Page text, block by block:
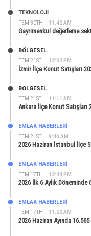
TEM 30TH 11:42 AM
TEKNOLOJİ
Gayrimenkul değerleme
TEM 21ST 12:02 PM
BÖLGESEL
İzmir İlçe Konut Satışları
TEM 21ST 11:11 AM
BÖLGESEL
Ankara İlçe Konut Satışları
TEM 21ST 9:40 AM
EMLAK HABERLERI
2026 Haziran İstanbul İlçe
TEM 17TH 12:44 PM
EMLAK HABERLERI
2026 İlk 6 Aylık Döneminde
TEM 17TH 11:22 AM
EMLAK HABERLERI
2026 Haziran Ayında 16.565